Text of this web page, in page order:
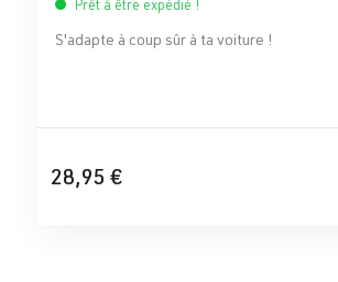
Prêt à être expédié !
S'adapte à coup sûr à ta voiture !
28,95 €